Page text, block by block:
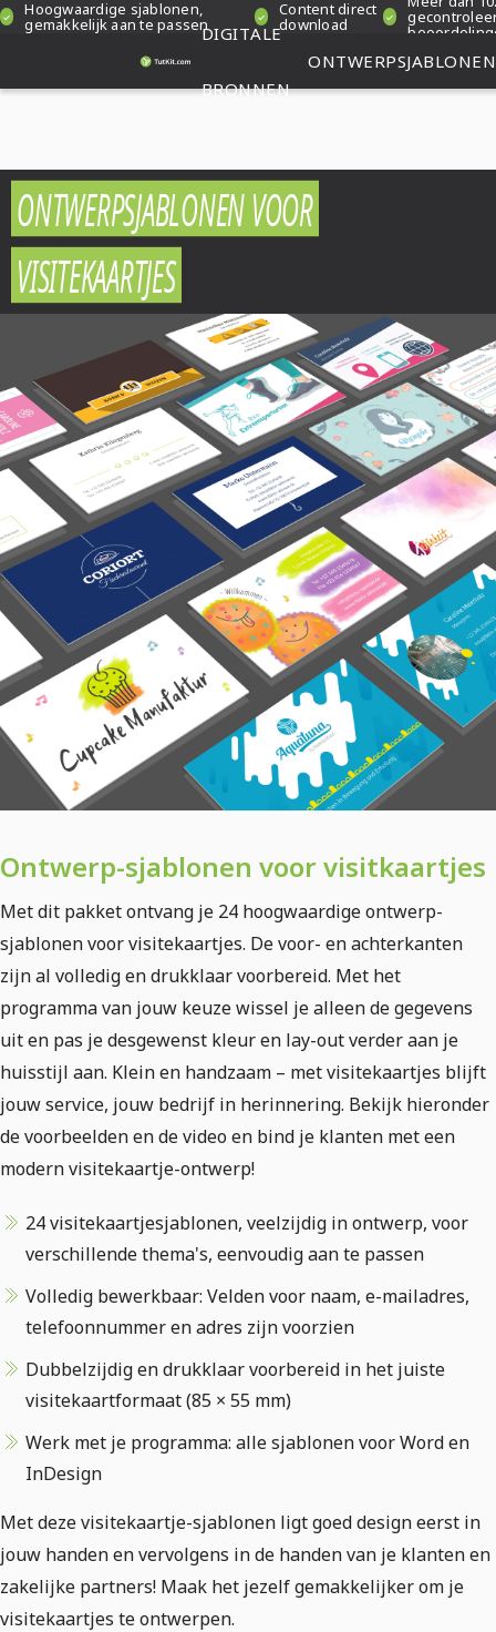
Hoogwaardige sjablonen,
gemakkelijk aan te passen
Content direct
download
DIGITALE
BRONNEN
ONTWERPSJABLONEN
ONTWERPSJABLONEN VOOR
VISITEKAARTJES
Ontwerp-sjablonen voor visitkaartjes
Met dit pakket ontvang je 24 hoogwaardige ontwerp-
sjablonen voor visitekaartjes. De voor- en achterkanten
zijn al volledig en drukklaar voorbereid. Met het
programma van jouw keuze wissel je alleen de gegevens
uit en pas je desgewenst kleur en lay-out verder aan je
huisstijl aan. Klein en handzaam – met visitekaartjes blijft
jouw service, jouw bedrijf in herinnering. Bekijk hieronder
de voorbeelden en de video en bind je klanten met een
modern visitekaartje-ontwerp!
24 visitekaartjesjablonen, veelzijdig in ontwerp, voor
verschillende thema's, eenvoudig aan te passen
Volledig bewerkbaar: Velden voor naam, e-mailadres,
telefoonnummer en adres zijn voorzien
Dubbelzijdig en drukklaar voorbereid in het juiste
visitekaartformaat (85 × 55 mm)
Werk met je programma: alle sjablonen voor Word en
InDesign
Met deze visitekaartje-sjablonen ligt goed design eerst in
jouw handen en vervolgens in de handen van je klanten en
zakelijke partners! Maak het jezelf gemakkelijker om je
visitekaartjes te ontwerpen.